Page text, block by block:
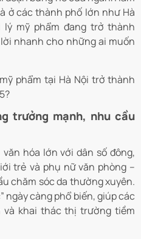
ở các thành phố lớn như Hà
lý mỹ phẩm đang trở thành
nhanh cho những ai muốn
phẩm tại Hà Nội trở thành
trưởng mạnh, nhu cầu
hóa lớn với dân số đông,
trẻ và phụ nữ văn phòng –
chăm sóc da thường xuyên.
ngày càng phổ biến, giúp các
và khai thác thị trường tiềm